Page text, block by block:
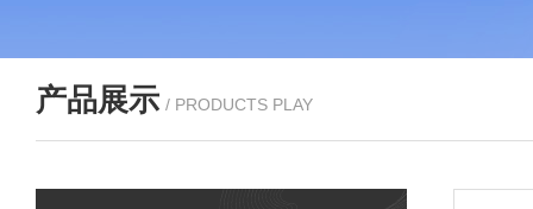
产品展示 / PRODUCTS PLAY